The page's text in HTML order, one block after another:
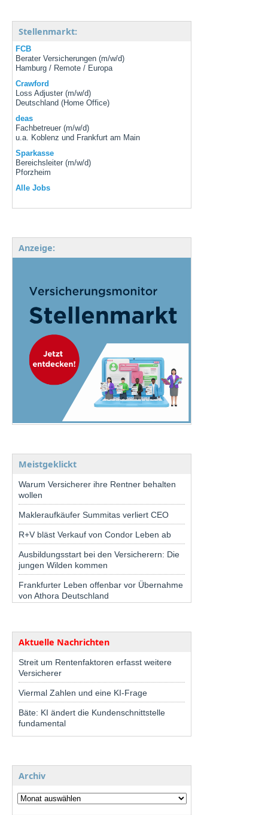
Stellenmarkt:
FCB
Berater Versicherungen (m/w/d)
Hamburg / Remote / Europa
Crawford
Loss Adjuster (m/w/d)
Deutschland (Home Office)
deas
Fachbetreuer (m/w/d)
u.a. Koblenz und Frankfurt am Main
Sparkasse
Bereichsleiter (m/w/d)
Pforzheim
Alle Jobs
Anzeige:
Meistgeklickt
Warum Versicherer ihre Rentner behalten
wollen
Makleraufkäufer Summitas verliert CEO
R+V bläst Verkauf von Condor Leben ab
Ausbildungsstart bei den Versicherern: Die
jungen Wilden kommen
Frankfurter Leben offenbar vor Übernahme
von Athora Deutschland
Aktuelle Nachrichten
Streit um Rentenfaktoren erfasst weitere
Versicherer
Viermal Zahlen und eine KI-Frage
Bäte: KI ändert die Kundenschnittstelle
fundamental
Archiv